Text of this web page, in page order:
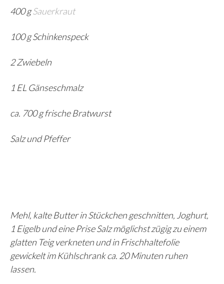
400 gSauerkraut
100 g Schinkenspeck
2 Zwiebeln
1 EL Gänseschmalz
ca. 700 g frische Bratwurst
Salz und Pfeffer
Mehl, kalte Butter in Stückchen geschnitten, Joghurt,
1 Eigelb und eine Prise Salz möglichst zügig zu einem
glatten Teig verkneten und in Frischhaltefolie
gewickelt im Kühlschrank ca. 20 Minuten ruhen
lassen.